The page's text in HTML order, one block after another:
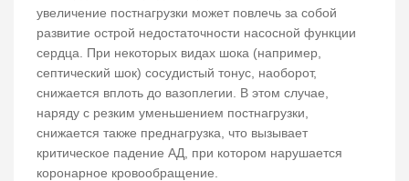
увеличение постнагрузки может повлечь за собой
развитие острой недостаточности насосной функции
сердца. При некоторых видах шока (например,
септический шок) сосудистый тонус, наоборот,
снижается вплоть до вазоплегии. В этом случае,
наряду с резким уменьшением постнагрузки,
снижается также преднагрузка, что вызывает
критическое падение АД, при котором нарушается
коронарное кровообращение.